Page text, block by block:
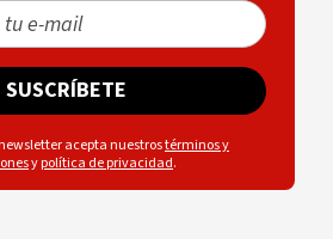
SUSCRÍBETE
acepta nuestrostérminos y
ypolítica de privacidad.